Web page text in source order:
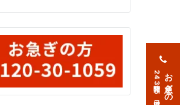
お急ぎの方
24時間365日対応